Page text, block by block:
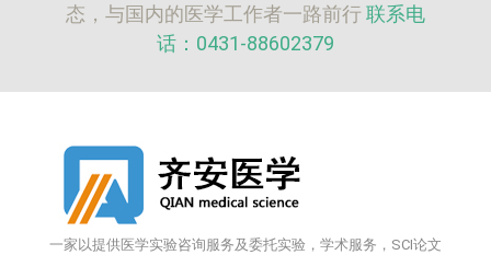
态，与国内的医学工作者一路前行联系电
话：0431-88602379
一家以提供医学实验咨询服务及委托实验，学术服务，SCI论文